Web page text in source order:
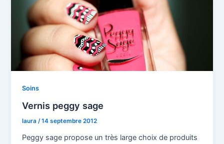
Soins
Vernis peggy sage
laura/14 septembre 2012
Peggy sage propose un très large choix de produits